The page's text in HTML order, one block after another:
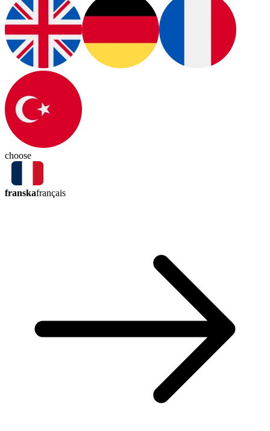
choose
franskafrançais